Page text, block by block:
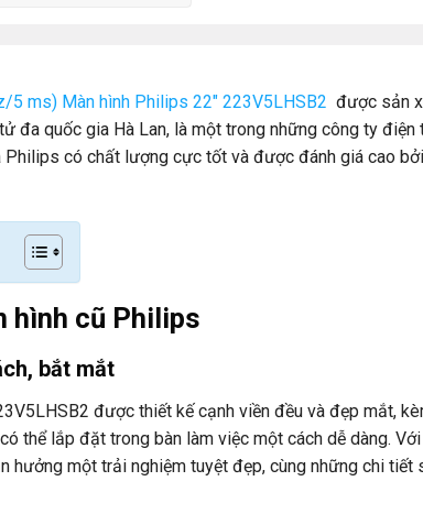
ms) Màn hình Philips 22″ 223V5LHSB2 được sản
đa quốc gia Hà Lan, là một trong những công ty điện
Philips có chất lượng cực tốt và được đánh giá cao
hình cũ Philips
bắt mắt
được thiết kế cạnh viền đều và đẹp mắt,
thể lắp đặt trong bàn làm việc một cách dễ dàng. Với
hưởng một trải nghiệm tuyệt đẹp, cùng những chi tiết